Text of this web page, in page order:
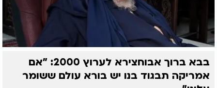
בבא ברוך אבוחצירא לערוץ 2000: "אם
אמריקה תבגוד בנו יש בורא עולם ששומר